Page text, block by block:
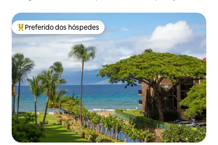
Entre os melhores preferidos dos hóspedes
Preferido dos hóspedes